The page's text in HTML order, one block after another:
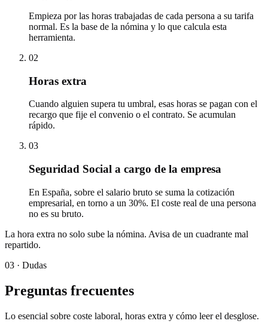
Empieza por las horas trabajadas de cada persona a su tarifa
normal. Es la base de la nómina y lo que calcula esta
herramienta.
02
Horas extra
Cuando alguien supera tu umbral, esas horas se pagan con el
recargo que fije el convenio o el contrato. Se acumulan
rápido.
03
Seguridad Social a cargo de la empresa
En España, sobre el salario bruto se suma la cotización
empresarial, en torno a un 30%. El coste real de una persona
no es su bruto.
La hora extra no solo sube la nómina. Avisa de un cuadrante mal
repartido.
03 · Dudas
Preguntas frecuentes
Lo esencial sobre coste laboral, horas extra y cómo leer el desglose.